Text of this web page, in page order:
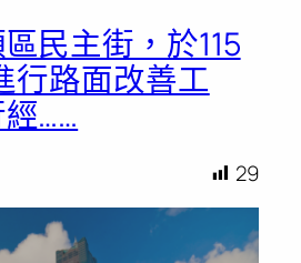
民主街，於115
行路面改善工
……
29